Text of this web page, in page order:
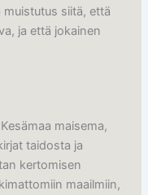
muistutus siitä, että
ja että jokainen
maisema,
taidosta ja
kertomisen
maailmiin,